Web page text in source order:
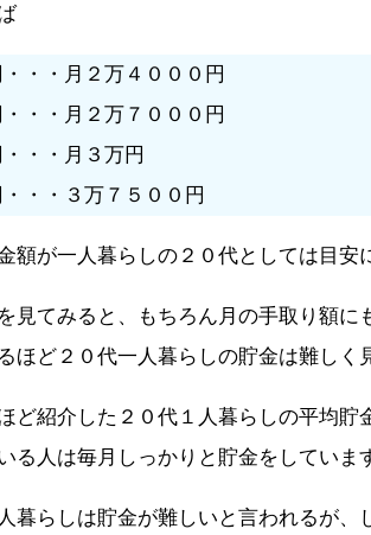
・・月２万４０００円
・・月２万７０００円
・・月３万円
・・３万７５００円
額が一人暮らしの２０代としては目安
見てみると、もちろん月の手取り額に
ほど２０代一人暮らしの貯金は難しく
ど紹介した２０代１人暮らしの平均貯
る人は毎月しっかりと貯金をしていま
暮らしは貯金が難しいと言われるが、